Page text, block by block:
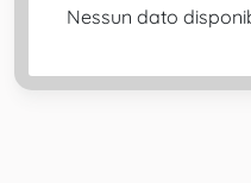
Nessun dato